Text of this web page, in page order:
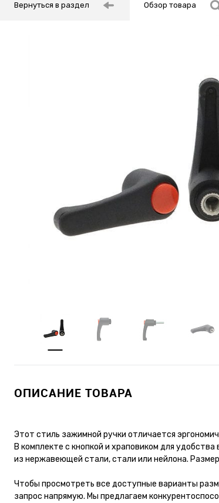
Вернуться в раздел Обзор товара
ОПИСАНИЕ ТОВАРА
Этот стиль зажимной ручки отличается
В комплекте с кнопкой и храповиком для
из нержавеющей стали, стали или нейлона.
Чтобы просмотреть все доступные варианты
запрос напрямую. Мы предлагаем